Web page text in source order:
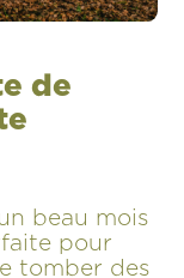
de
beau mois
pour
tomber des